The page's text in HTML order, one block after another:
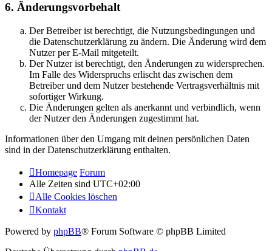
6. Änderungsvorbehalt
Der Betreiber ist berechtigt, die Nutzungsbedingungen und
die Datenschutzerklärung zu ändern. Die Änderung wird dem
Nutzer per E-Mail mitgeteilt.
Der Nutzer ist berechtigt, den Änderungen zu widersprechen.
Im Falle des Widerspruchs erlischt das zwischen dem
Betreiber und dem Nutzer bestehende Vertragsverhältnis mit
sofortiger Wirkung.
Die Änderungen gelten als anerkannt und verbindlich, wenn
der Nutzer den Änderungen zugestimmt hat.
Informationen über den Umgang mit deinen persönlichen Daten
sind in der Datenschutzerklärung enthalten.
Homepage Forum
Alle Zeiten sind UTC+02:00
Alle Cookies löschen
Kontakt
Powered by phpBB® Forum Software © phpBB Limited